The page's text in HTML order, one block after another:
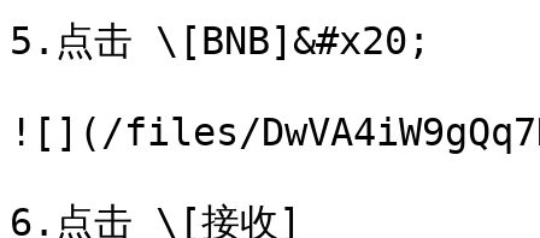
5.点击 \[BNB]&#x20;
![](/files/
6.点击 \[接收]